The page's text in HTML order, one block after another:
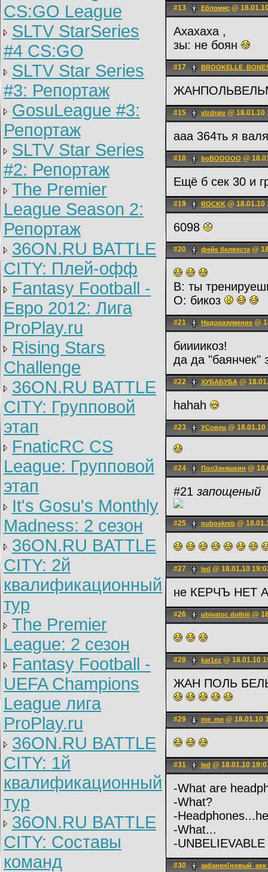
CS:GO League
SLTV StarSeries
#4 CS:GO
SLTV Star Series
#3: Репортаж
GosuLeague #3:
Репортаж
SLTV Star Series
#2: Репортаж
The Premier
League Season 2:
Репортаж
36ON.RU BATTLE
CITY: Плей-офф
Fantasy Football -
Евро 2012: Лига
ProPlay.ru
Rising Stars
Challenge
36ON.RU BATTLE
CITY: Групповой
этап
FnaticRC CS
League: Групповой
этап
It's Gosu's Monthly
Madness: 2 сезон
36ON.RU BATTLE
CITY: 2й
квалификационный
тур
The Premier
League: 2 cезон
Fantasy Football -
UEFA Champions
League лига
ProPlay.ru
36ON.RU BATTLE
CITY: 1й
квалификационный
тур
36ON.RU BATTLE
CITY: Составы
команд
#13 Ебломяс @
Ахахаха ,
зы: не боян
#17
#15 vlzdraiv @ 18.01.10
aaa 364ть я
#18 boBOOOOO @
Ещё б сек 30 и
#19 ROCKK @ 18.01.10
6098
#20 фейк белвеста@
В: ты
О: бикоз
#21 Недоразумение @
биииикоз!
да да "баянчек"
#22 ХУБАБУБА @
hahah
#23 УСовец @ 18.01.10
#24 Пoл3зняшкин @
#21 запощеный
#25 nuboskreb @
#27 led @ 18.01.10
не КЕРЧЪ НЕТ
#26 ubivator. dolbiii @
#28 kar1ez @ 18.01.10
ЖАН ПОЛЬ
#29 me_me @ 18.01.10
#31 led @ 18.01.10
-What are
-What?
-
-What...
-UNBELIEVABLE
#30